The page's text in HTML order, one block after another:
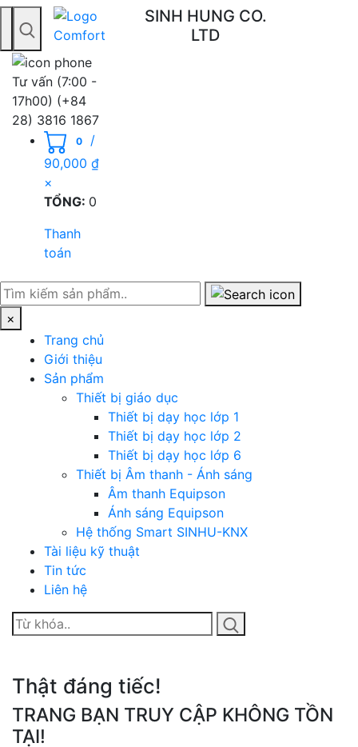
Toggle navigation
SINH HUNG CO.
LTD
Tư vấn (7:00 -
17h00) (+84
28) 3816 1867
0
/
90,000 ₫
×
TỔNG: 0
Thanh
toán
×
Trang chủ
Giới thiệu
Sản phẩm
Thiết bị giáo dục
Thiết bị dạy học lớp 1
Thiết bị dạy học lớp 2
Thiết bị dạy học lớp 6
Thiết bị Âm thanh - Ánh sáng
Âm thanh Equipson
Ánh sáng Equipson
Hệ thống Smart SINHU-KNX
Tài liệu kỹ thuật
Tin tức
Liên hệ
Thật đáng tiếc!
TRANG BẠN TRUY CẬP KHÔNG TỒN
TẠI!